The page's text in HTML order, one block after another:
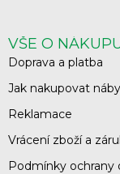
VŠE O
Doprava a platba
Jak nakupovat
Reklamace
Vrácení zboží a
Podmínky ochrany